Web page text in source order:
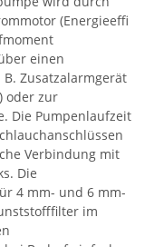
(Energieeffi
einen
Zusatzalarmgerät
oder zur
Die Pumpenlaufzeit
Verbindung mit
Die
4 mm- und 6 mm-
im